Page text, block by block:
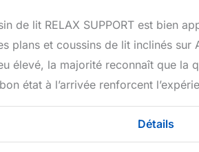
de lit RELAX SUPPORT est bien
plans et coussins de lit inclinés sur
élevé, la majorité reconnaît que la
état à l’arrivée renforcent
Détails